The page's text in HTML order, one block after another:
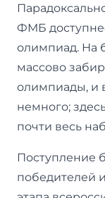
ФМБ
олимпиад. На
массово
олимпиады, и
немного;
почти весь
Поступление
победителей